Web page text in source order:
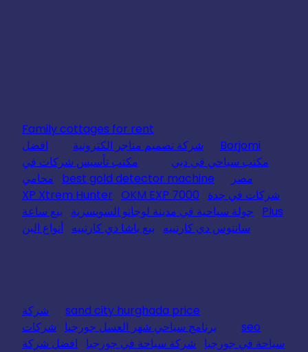
Family cottages for rent
Borjomi
شركة تصميم متاجر الكترونية
افضل
مكتب سياحي في دبي
مكتب تأسيس شركات في
مصر
best gold detector machine
محامي
شركات في جدة
XP Xtrem Hunter OKM EXP 7000
Plus
جولة سياحية في مدينة لوجانو السويسرية
بيع ساعة
سانتوس دي كارتييه
بيع باشا دي كارتييه أنواع البن
sand city hurghada price
شركة
seo
برنامج سياحي شهر العسل جورجيا
شركات
سياحة في جورجيا
شركة سياحة في جورجيا افضل شركة